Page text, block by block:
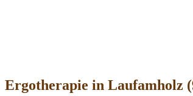
Ergotherapie in Laufamholz